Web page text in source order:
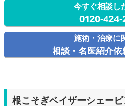
今すぐ相談し
0120-424-
施術・治療に
相談・名医紹介依
根こそぎベイザーシェー